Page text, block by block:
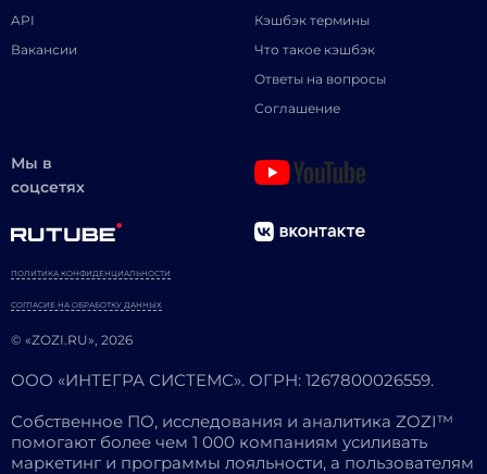
API
Вакансии
Кэшбэк термины
Что такое кэшбэк
Ответы на вопросы
Соглашение
Мы в
соцсетях
© «ZOZI.RU», 2026
ПОЛИТИКА КОНФИДЕНЦИАЛЬНОСТИ
СОГЛАСИЕ НА ОБРАБОТКУ ДАННЫХ
ООО «ИНТЕГРА СИСТЕМС». ОГРН: 1267800026559.
Собственное ПО, исследования и аналитика ZOZI™
помогают более чем 1 000 компаниям усиливать
маркетинг и программы лояльности, а пользователям